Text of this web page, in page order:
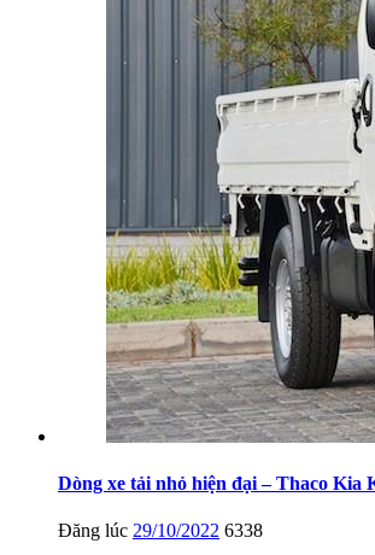
Dòng xe tải nhỏ hiện đại – Thaco Kia
Đăng lúc 29/10/2022 6338